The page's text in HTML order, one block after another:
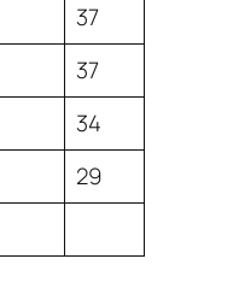
37
37
34
29